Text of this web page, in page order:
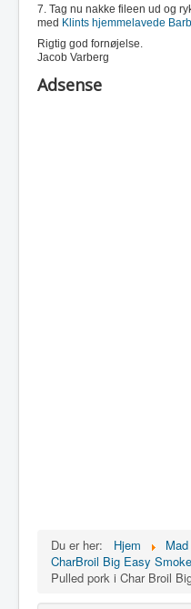
7. Tag nu nakke fileen ud og
med Klints hjemmelavede
Rigtig god fornøjelse.
Jacob Varberg
Adsense
Du er her: Hjem
Mad
CharBroil Big Easy
Pulled pork i Char Broil